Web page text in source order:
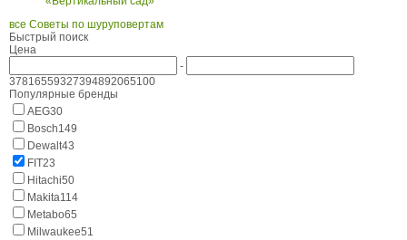
все Советы по шуруповертам
Быстрый поиск
Цена
-
37816559327394892065100
Популярные бренды
AEG30
Bosch149
Dewalt43
FIT23
Hitachi50
Makita114
Metabo65
Milwaukee51